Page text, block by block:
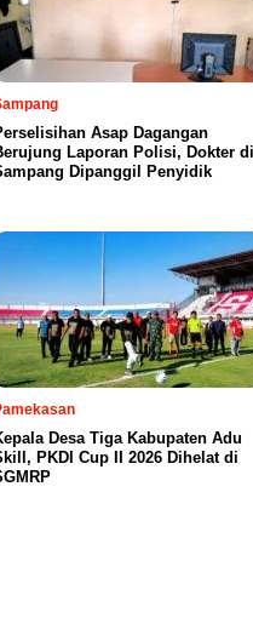
Asap Dagangan
Laporan Polisi, Dokter di
Dipanggil Penyidik
Desa Tiga Kabupaten Adu
PKDI Cup II 2026 Dihelat di